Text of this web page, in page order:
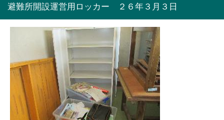
避難所開設運営用ロッカー ２６年３月３日